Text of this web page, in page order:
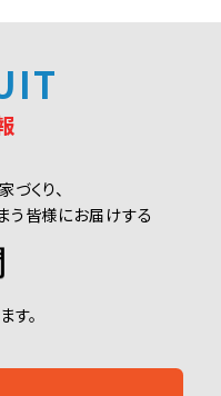
くり、
う皆様にお届けする
す。